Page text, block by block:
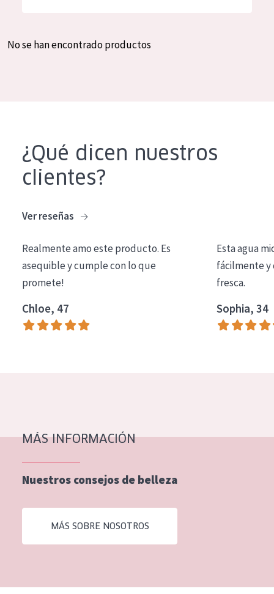
Crema de día
Crema de noche
Limpieza
COLECCIÓN
Essentials
Lift+
Piel normal y seca
Piel mixata o grasa
Piel madura
Piel expuesta al sol
Piel menopáusica
Todas las edades
Spanish
No se han encontrado productos
¿Qué dicen nuestros
clientes?
Ver reseñas
Realmente amo este producto. Es
asequible y cumple con lo que
promete!
Chloe, 47
Esta agua
fácilmente y
fresca.
Sophia, 34
MÁS INFORMACIÓN
Nuestros consejos de belleza
MÁS SOBRE NOSOTROS